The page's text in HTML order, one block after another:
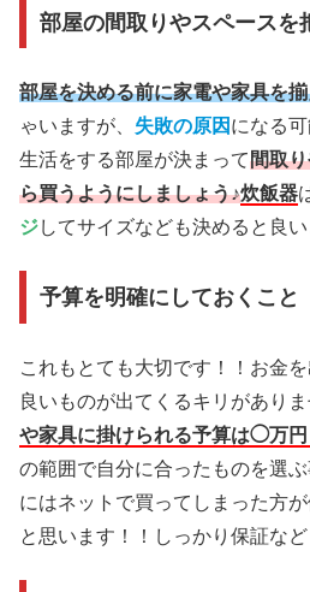
部屋の間取りやスペースを
部屋を決める前に家電や家具を
ゃいますが、 失敗の原因 になる
生活をする部屋が決まって間取
ら買うようにしましょう♪炊飯器
ジしてサイズなども決めると良い
予算を明確にしておくこと
これもとても大切です！！お金
良いものが出てくるキリがあり
や家具に掛けられる予算は◯万
の範囲で自分に合ったものを選
にはネットで買ってしまった方
と思います！！しっかり保証な